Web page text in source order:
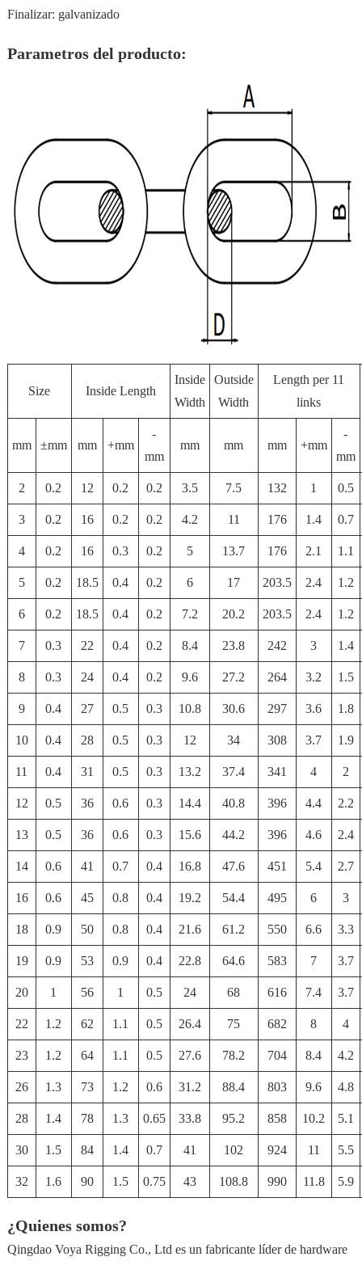
Finalizar: galvanizado
Parametros del producto:
Size Inside Length
Inside
Width
Outside
Width
Length per 11
links
mm ±mm mm +mm
-
mm
mm mm mm +mm
-
mm
2 0.2 12 0.2 0.2 3.5 7.5 132 1 0.5
3 0.2 16 0.2 0.2 4.2 11 176 1.4 0.7
4 0.2 16 0.3 0.2 5 13.7 176 2.1 1.1
5 0.2 18.5 0.4 0.2 6 17 203.5 2.4 1.2
6 0.2 18.5 0.4 0.2 7.2 20.2 203.5 2.4 1.2
7 0.3 22 0.4 0.2 8.4 23.8 242 3 1.4
8 0.3 24 0.4 0.2 9.6 27.2 264 3.2 1.5
9 0.4 27 0.5 0.3 10.8 30.6 297 3.6 1.8
10 0.4 28 0.5 0.3 12 34 308 3.7 1.9
11 0.4 31 0.5 0.3 13.2 37.4 341 4 2
12 0.5 36 0.6 0.3 14.4 40.8 396 4.4 2.2
13 0.5 36 0.6 0.3 15.6 44.2 396 4.6 2.4
14 0.6 41 0.7 0.4 16.8 47.6 451 5.4 2.7
16 0.6 45 0.8 0.4 19.2 54.4 495 6 3
18 0.9 50 0.8 0.4 21.6 61.2 550 6.6 3.3
19 0.9 53 0.9 0.4 22.8 64.6 583 7 3.7
20 1 56 1 0.5 24 68 616 7.4 3.7
22 1.2 62 1.1 0.5 26.4 75 682 8 4
23 1.2 64 1.1 0.5 27.6 78.2 704 8.4 4.2
26 1.3 73 1.2 0.6 31.2 88.4 803 9.6 4.8
28 1.4 78 1.3 0.65 33.8 95.2 858 10.2 5.1
30 1.5 84 1.4 0.7 41 102 924 11 5.5
32 1.6 90 1.5 0.75 43 108.8 990 11.8 5.9
¿Quienes somos?
Qingdao Voya Rigging Co., Ltd es un fabricante líder de hardware